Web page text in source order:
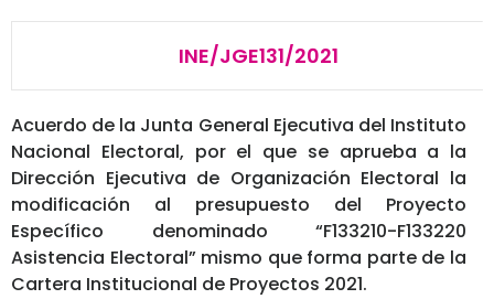
INE/JGE131/2021
Acuerdo de la Junta General Ejecutiva del Instituto
Nacional Electoral, por el que se aprueba a la
Dirección Ejecutiva de Organización Electoral la
modificación al presupuesto del Proyecto
Específico denominado “F133210-F133220
Asistencia Electoral” mismo que forma parte de la
Cartera Institucional de Proyectos 2021.